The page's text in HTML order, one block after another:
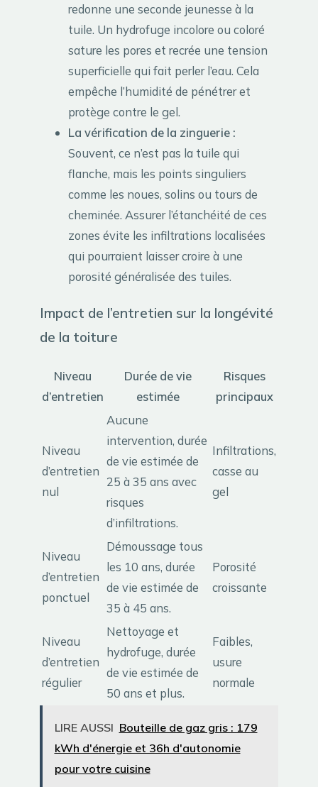
redonne une seconde jeunesse à la
tuile. Un hydrofuge incolore ou coloré
sature les pores et recrée une tension
superficielle qui fait perler l’eau. Cela
empêche l’humidité de pénétrer et
protège contre le gel.
La vérification de la zinguerie :
Souvent, ce n’est pas la tuile qui
flanche, mais les points singuliers
comme les noues, solins ou tours de
cheminée. Assurer l’étanchéité de ces
zones évite les infiltrations localisées
qui pourraient laisser croire à une
porosité généralisée des tuiles.
Impact de l’entretien sur la longévité
de la toiture
Niveau
d’entretien
Durée de vie
estimée
Risques
principaux
Niveau
d’entretien
nul
Aucune
intervention, durée
de vie estimée de
25 à 35 ans avec
risques
d’infiltrations.
Infiltrations,
casse au
gel
Niveau
d’entretien
ponctuel
Démoussage tous
les 10 ans, durée
de vie estimée de
35 à 45 ans.
Porosité
croissante
Niveau
d’entretien
régulier
Nettoyage et
hydrofuge, durée
de vie estimée de
50 ans et plus.
Faibles,
usure
normale
LIRE AUSSI Bouteille de gaz gris : 179
kWh d'énergie et 36h d'autonomie
pour votre cuisine